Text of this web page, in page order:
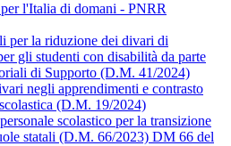
l'Italia di domani - PNRR
per la riduzione dei divari di
gli studenti con disabilità da parte
di Supporto (D.M. 41/2024)
negli apprendimenti e contrasto
(D.M. 19/2024)
scolastico per la transizione
statali (D.M. 66/2023) DM 66 del